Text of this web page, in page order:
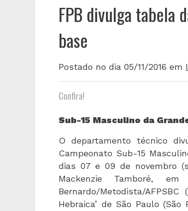
FPB divulga tabela
base
Postado no dia 05/11/2016 em
Confira!
Sub-15 Masculino da
O departamento técnico
Campeonato Sub-15
dias 07 e 09 de novembro
Mackenzie Tamboré,
Bernardo/Metodista/
Hebraica’ de São Paulo